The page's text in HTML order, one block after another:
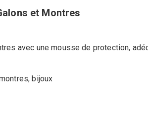
et Montres
avec une mousse de protection,
bijoux